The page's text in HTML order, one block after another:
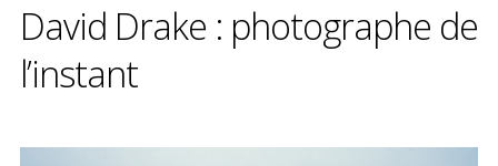
David Drake : photographe de
l’instant